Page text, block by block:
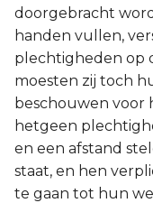
doorgebracht
handen vullen,
plechtigheden op
moesten zij toch
beschouwen voor
hetgeen
en een afstand
staat, en hen
te gaan tot hun